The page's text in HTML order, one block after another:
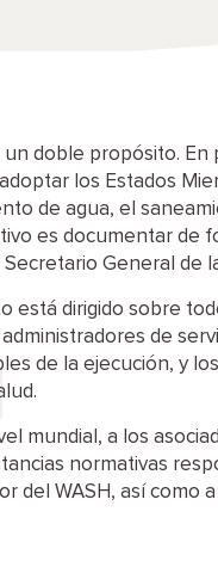
doble propósito. En
los Estados
de agua, el
es documentar de
Secretario General de
está dirigido sobre
de
de la ejecución, y
mundial, a los
normativas
del WASH, así como